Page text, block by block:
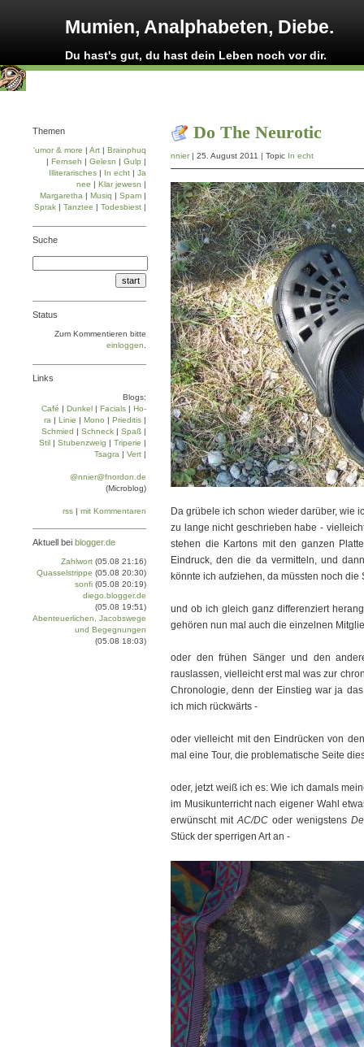
Mumien, Analphabeten, Diebe.
Du hast's gut, du hast dein Leben noch vor dir.
Do The Neurotic
nnier| 25. August 2011 | Topic In echt
Da grübele ich schon wieder darüber, wie
zu lange nicht geschrieben habe -
stehen die Kartons mit den ganzen
Eindruck, den die da vermitteln, und
könnte ich aufziehen, da müssten noch die
und ob ich gleich ganz differenziert
gehören nun mal auch die einzelnen
oder den frühen Sänger und den
rauslassen, vielleicht erst mal was zur
Chronologie, denn der Einstieg war ja
ich mich rückwärts -
oder vielleicht mit den Eindrücken von
mal eine Tour, die problematische Seite
oder, jetzt weiß ich es: Wie ich damals
im Musikunterricht nach eigener Wahl
erwünscht mitAC/DCoder wenigstens
Stück der sperrigen Art an -
Themen
'umor & more | Art | Brainphuq
| Fernseh | Gelesn | Gulp |
Illiterarisches | In echt | Ja
nee | Klar jewesn |
Margaretha | Musiq | Spam |
Sprak | Tanztee | Todesbiest |
Suche
Status
Zum Kommentieren bitte
einloggen
Links
Blogs:
Café | Dun­kel | Facials | Ho­
ra | Linie | Mo­no | Prie­di­tis |
Schmied | Schneck | Spaß |
Stil | Stu­ben­zweig | Tri­pe­rie |
Tsa­gra | Vert |
@nnier@fnordon.de
(Microblog)
rss | mit Kommentaren
Aktuell bei blogger.de
Zahlwort (05.08 21:16)
Quasselstrippe (05.08 20:30)
sonfi (05.08 20:19)
diego.blogger.de
(05.08 19:51)
Abenteuerlichen, Jacobswege
und Begegnungen
(05.08 18:03)